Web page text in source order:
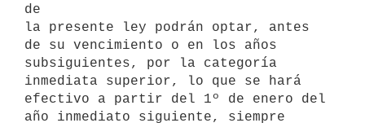
de
la presente ley podrán optar, antes
de su vencimiento o en los años
subsiguientes, por la categoría
inmediata superior, lo que se hará
efectivo a partir del 1º de enero del
año inmediato siguiente, siempre